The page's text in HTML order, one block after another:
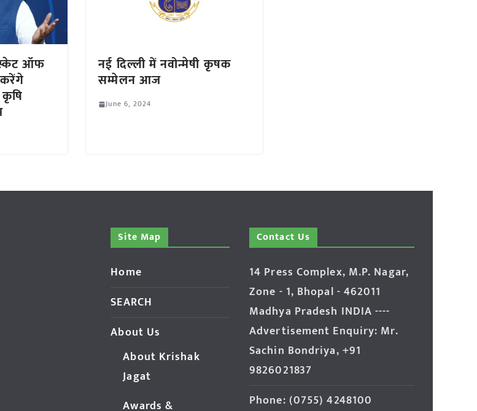
ऑफ
करेंगे
नई दिल्ली में नवोन्मेषी कृषक
सम्मेलन आज
June 6, 2024
Site Map
Home
SEARCH
About Us
About Krishak
Jagat
Awards &
Contact Us
14 Press Complex, M.P. Nagar,
Zone - 1, Bhopal - 462011
Madhya Pradesh INDIA ----
Advertisement Enquiry: Mr.
Sachin Bondriya, +91
9826021837
Phone: (0755) 4248100